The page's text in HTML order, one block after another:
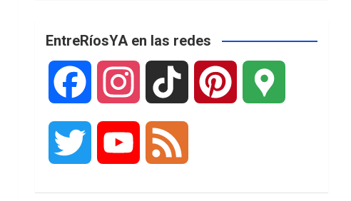
EntreRíosYA en las redes
a n